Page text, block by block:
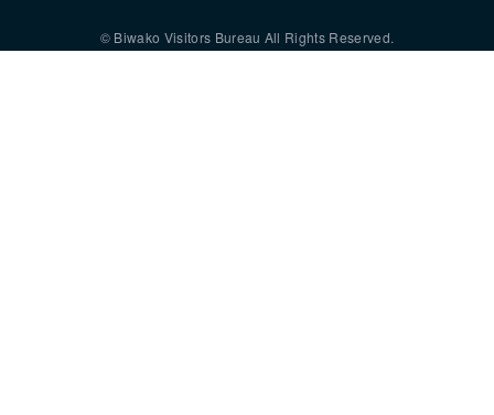
© Biwako Visitors Bureau All Rights Reserved.